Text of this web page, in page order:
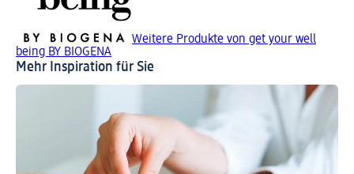
Weitere Produkte von get your well
being BY BIOGENA
Mehr Inspiration für Sie